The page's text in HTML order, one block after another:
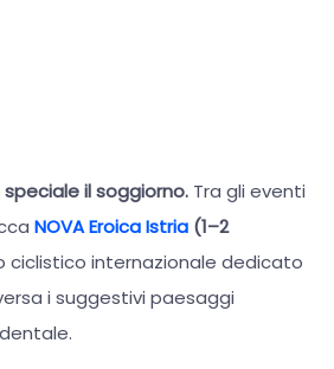
il soggiorno. Tra gli eventi
NOVA Eroica Istria(1–2
ciclistico internazionale dedicato
i suggestivi paesaggi